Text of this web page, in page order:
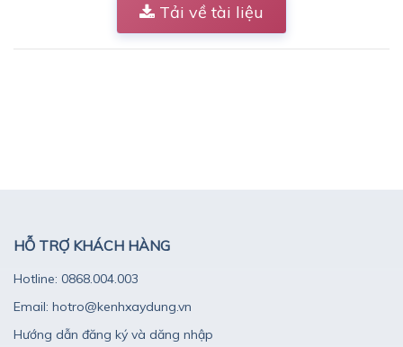
Tải về tài liệu
HỖ TRỢ KHÁCH HÀNG
Hotline: 0868.004.003
Email: hotro@kenhxaydung.vn
Hướng dẫn đăng ký và dăng nhập